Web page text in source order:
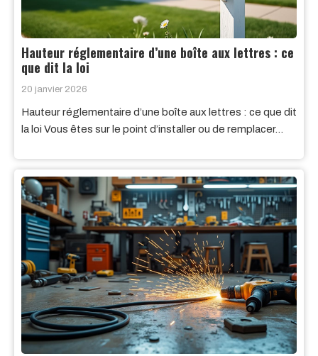
Hauteur réglementaire d’une boîte aux lettres : ce
que dit la loi
20 janvier 2026
Hauteur réglementaire d’une boîte aux lettres : ce que dit
la loi Vous êtes sur le point d’installer ou de remplacer…